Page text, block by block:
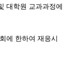
대학원 교과과정에
에 한하여 재응시